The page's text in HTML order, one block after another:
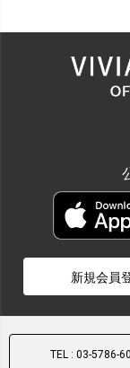
新規会員
TEL : 03-5786-